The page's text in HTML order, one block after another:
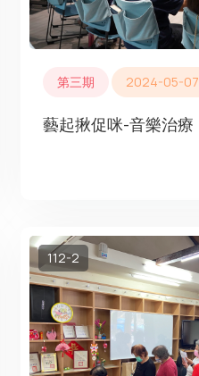
第三期 2024-05-07
藝起揪促咪-音樂治療
112-2